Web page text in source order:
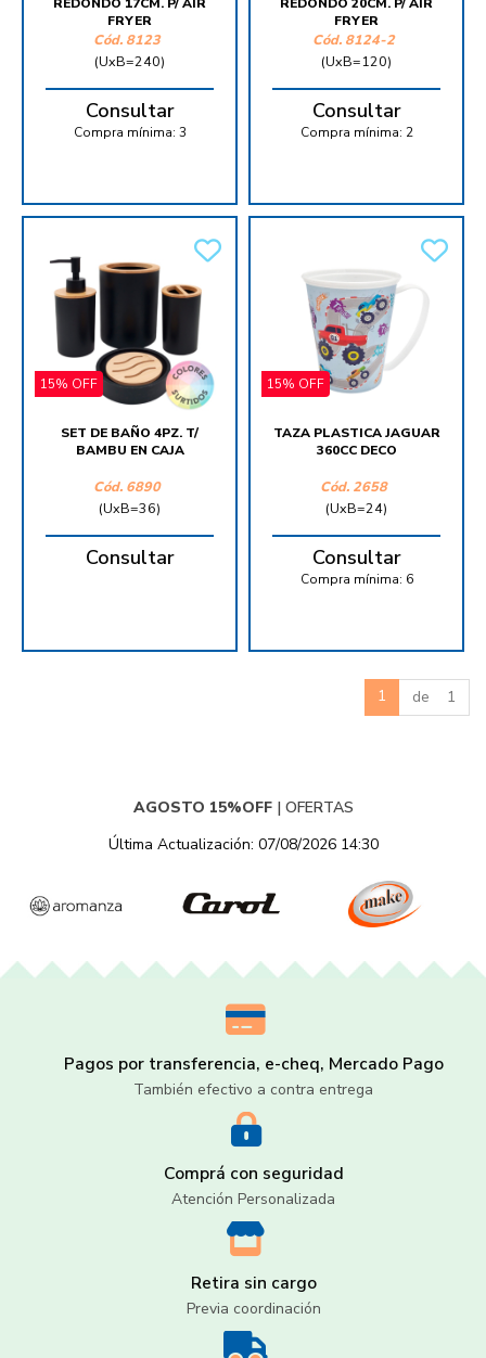
REDONDO 17CM. P/ AIR
FRYER
Cód. 8123
(UxB=240)
Consultar
Compra mínima: 3
REDONDO 20CM. P/ AIR
FRYER
Cód. 8124-2
(UxB=120)
Consultar
Compra mínima: 2
15% OFF
SET DE BAÑO 4PZ. T/
BAMBU EN CAJA
Cód. 6890
(UxB=36)
Consultar
15% OFF
TAZA PLASTICA JAGUAR
360CC DECO
Cód. 2658
(UxB=24)
Consultar
Compra mínima: 6
1 de 1
AGOSTO 15%OFF| OFERTAS
Última Actualización: 07/08/2026 14:30
Pagos por transferencia, e-cheq, Mercado Pago
También efectivo a contra entrega
Comprá con seguridad
Atención Personalizada
Retira sin cargo
Previa coordinación